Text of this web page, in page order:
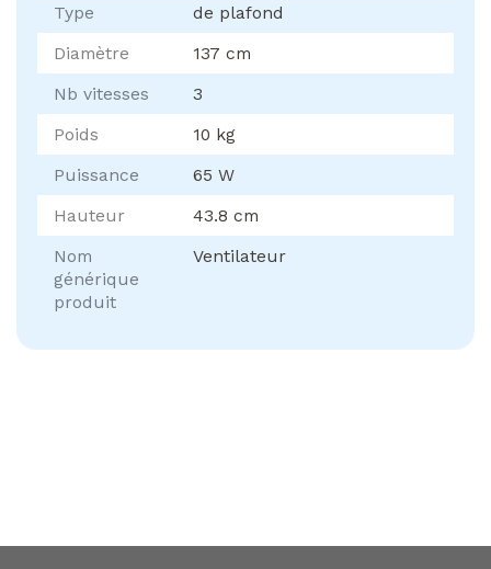
Type
de plafond
Diamètre
137 cm
Nb vitesses
3
Poids
10 kg
Puissance
65 W
Hauteur
43.8 cm
Nom
générique
produit
Ventilateur